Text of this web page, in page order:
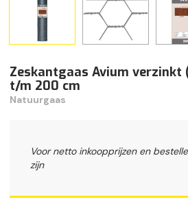
Zeskantgaas Avium verzinkt
t/m 200 cm
Natuurgaas
Voor netto inkoopprijzen en
zijn